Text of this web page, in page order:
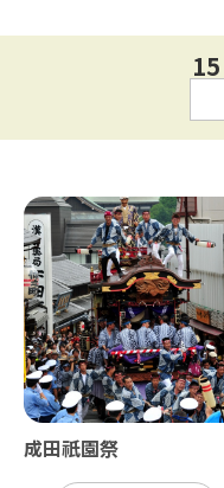
15
成田祇園祭